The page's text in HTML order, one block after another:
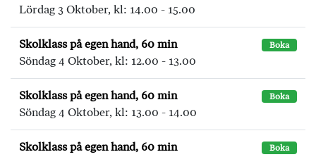
Lördag 3 Oktober, kl: 14.00 - 15.00
Skolklass på egen hand, 60 min Boka
Söndag 4 Oktober, kl: 12.00 - 13.00
Skolklass på egen hand, 60 min Boka
Söndag 4 Oktober, kl: 13.00 - 14.00
Skolklass på egen hand, 60 min Boka